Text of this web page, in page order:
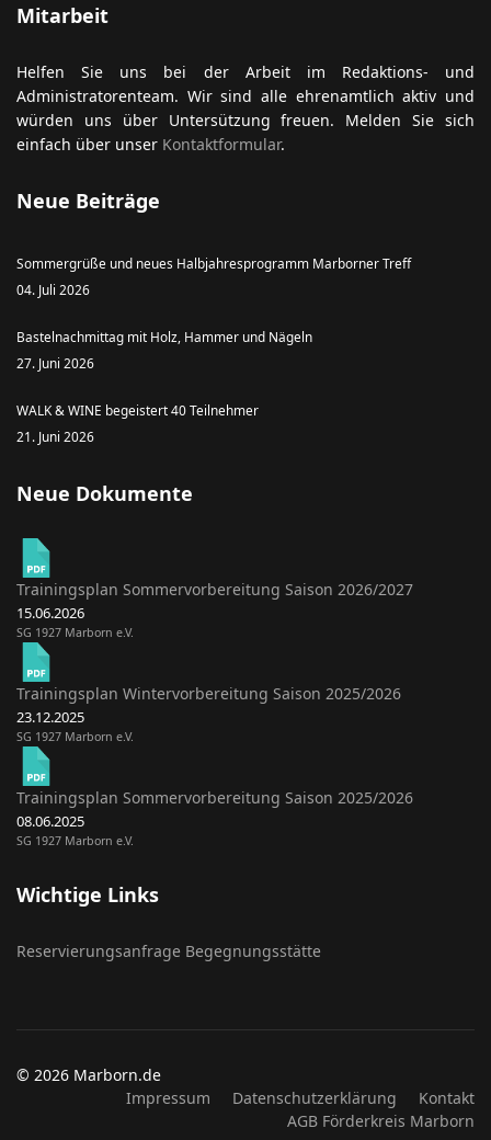
Mitarbeit
Helfen Sie uns bei der Arbeit im Redaktions- und
Administratorenteam. Wir sind alle ehrenamtlich aktiv und
würden uns über Untersützung freuen. Melden Sie sich
einfach über unser Kontaktformular.
Neue Beiträge
Sommergrüße und neues Halbjahresprogramm Marborner Treff
04. Juli 2026
Bastelnachmittag mit Holz, Hammer und Nägeln
27. Juni 2026
WALK & WINE begeistert 40 Teilnehmer
21. Juni 2026
Neue Dokumente
Trainingsplan Sommervorbereitung Saison 2026/2027
15.06.2026
SG 1927 Marborn e.V.
Trainingsplan Wintervorbereitung Saison 2025/2026
23.12.2025
SG 1927 Marborn e.V.
Trainingsplan Sommervorbereitung Saison 2025/2026
08.06.2025
SG 1927 Marborn e.V.
Wichtige Links
Reservierungsanfrage Begegnungsstätte
© 2026 Marborn.de
Impressum
Datenschutzerklärung
Kontakt
AGB Förderkreis Marborn